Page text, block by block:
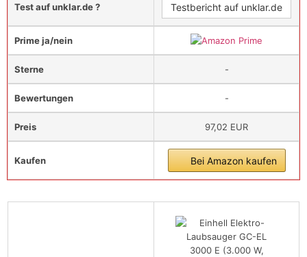
Test auf unklar.de ? Testbericht auf unklar.de
Prime ja/nein
Sterne -
Bewertungen -
Preis 97,02 EUR
Kaufen Bei Amazon kaufen